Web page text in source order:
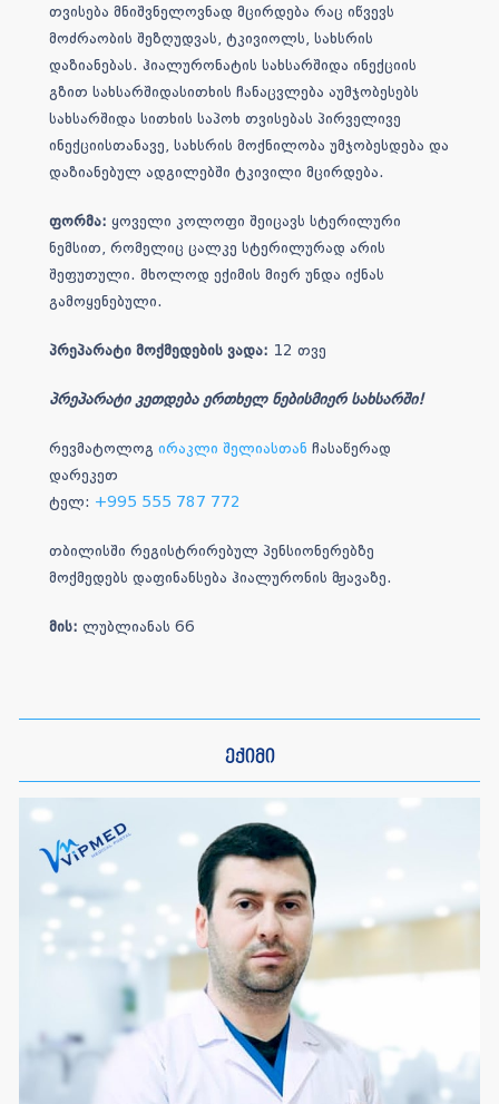
თვისება მნიშვნელოვნად მცირდება რაც იწვევს
მოძრაობის შეზღუდვას, ტკივიოლს, სახსრის
დაზიანებას. ჰიალურონატის სახსარშიდა ინექციის
გზით სახსარშიდასითხის ჩანაცვლება აუმჯობესებს
სახსარშიდა სითხის საპოხ თვისებას პირველივე
ინექციისთანავე, სახსრის მოქნილობა უმჯობესდება და
დაზიანებულ ადგილებში ტკივილი მცირდება.
ფორმა:ყოველი კოლოფი შეიცავს სტერილური
ნემსით, რომელიც ცალკე სტერილურად არის
შეფუთული. მხოლოდ ექიმის მიერ უნდა იქნას
გამოყენებული.
პრეპარატი მოქმედების ვადა: 12 თვე
პრეპარატი კეთდება ერთხელ ნებისმიერ სახსარში!
რევმატოლოგირაკლი შელიასთან ჩასაწერად
დარეკეთ
ტელ: +995 555 787 772
თბილისში რეგისტრირებულ პენსიონერებზე
მოქმედებს დაფინანსება ჰიალურონის მჟავაზე.
მის:ლუბლიანას 66
ექიმი